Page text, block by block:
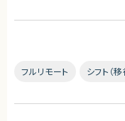
フルリモート シフト（